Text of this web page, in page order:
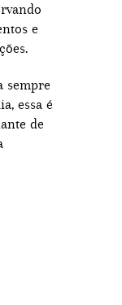
e
sempre
essa é
de